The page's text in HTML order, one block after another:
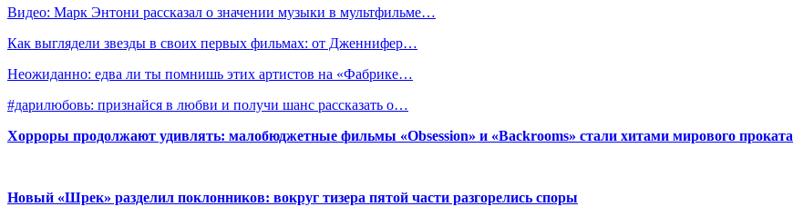
Видео: Марк Энтони рассказал о значении музыки в мультфильме…
Как выглядели звезды в своих первых фильмах: от Дженнифер…
Неожиданно: едва ли ты помнишь этих артистов на «Фабрике…
#дарилюбовь: признайся в любви и получи шанс рассказать о…
Хорроры продолжают удивлять: малобюджетные фильмы «Obsession» и «Backrooms» стали хитами мирового проката
Новый «Шрек» разделил поклонников: вокруг тизера пятой части разгорелись споры